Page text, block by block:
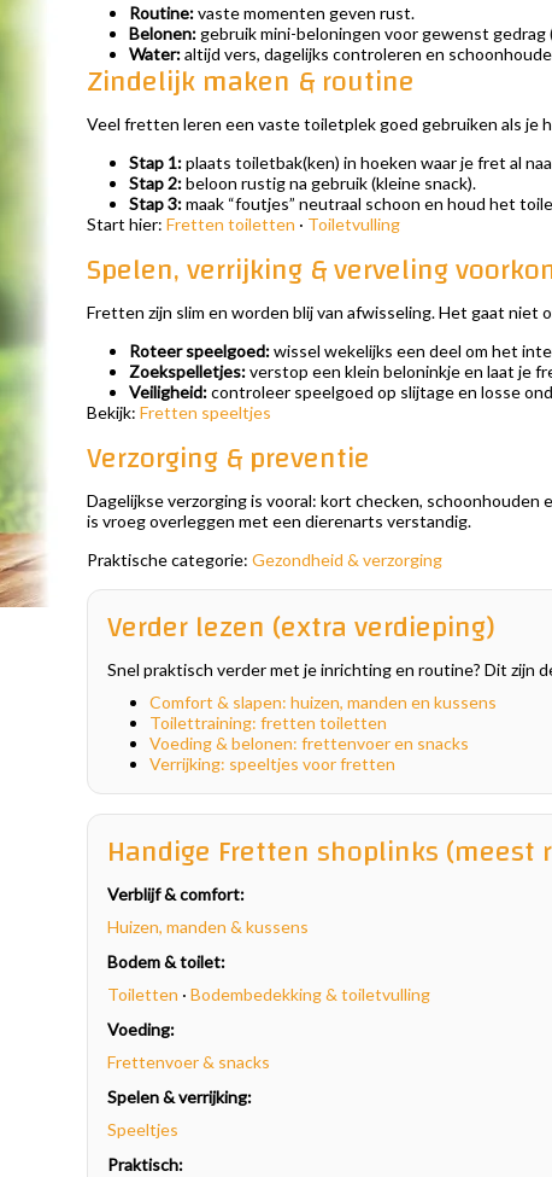
Routine:vaste momenten geven rust.
Belonen:gebruik mini-beloningen voor gewenst
Water:altijd vers, dagelijks controleren en
Zindelijk maken & routine
Veel fretten leren een vaste toiletplek goed gebruiken als je
Stap 1:plaats toiletbak(ken) in hoeken waar je fret al
Stap 2:beloon rustig na gebruik (kleine snack).
Stap 3:maak “foutjes” neutraal schoon en houd het
Start hier: Fretten toiletten · Toiletvulling
Spelen, verrijking & verveling
Fretten zijn slim en worden blij van afwisseling. Het gaat niet
Roteer speelgoed:wissel wekelijks een deel om het
Zoekspelletjes:verstop een klein beloninkje en laat je
Veiligheid:controleer speelgoed op slijtage en losse
Bekijk: Fretten speeltjes
Verzorging & preventie
Dagelijkse verzorging is vooral: kort checken,
is vroeg overleggen met een dierenarts verstandig.
Praktische categorie: Gezondheid & verzorging
Verder lezen (extra verdieping)
Snel praktisch verder met je inrichting en routine? Dit zijn
Comfort & slapen: huizen, manden en kussens
Toilettraining: fretten toiletten
Voeding & belonen: frettenvoer en snacks
Verrijking: speeltjes voor fretten
Handige Fretten shoplinks (meest
Verblijf & comfort:
Huizen, manden & kussens
Bodem & toilet:
Toiletten · Bodembedekking & toiletvulling
Voeding:
Frettenvoer & snacks
Spelen & verrijking:
Speeltjes
Praktisch: